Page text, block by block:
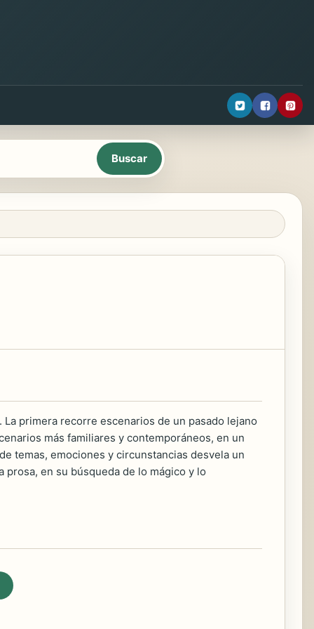
primera recorre escenarios de un pasado lejano
más familiares y contemporáneos, en un
temas, emociones y circunstancias desvela un
en su búsqueda de lo mágico y lo